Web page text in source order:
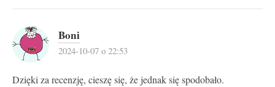
Boni
2024-10-07 o 22:53
Dzięki za recenzję, cieszę się, że jednak się spodobało.